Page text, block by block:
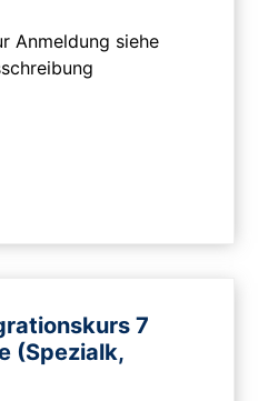
Anmeldung siehe
7
(Spezialk,